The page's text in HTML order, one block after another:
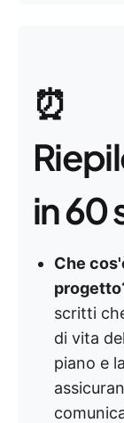
⏰
in 60
Che
scritti
di vita
piano e